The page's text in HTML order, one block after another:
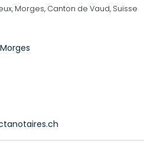
Morges, Canton de Vaud, Suisse